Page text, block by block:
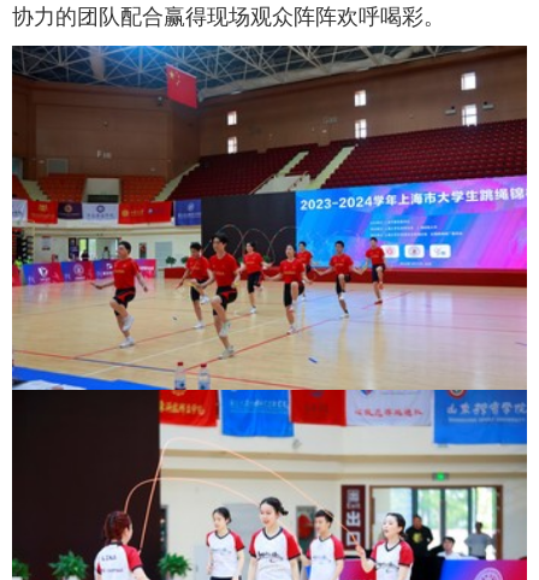
协力的团队配合赢得现场观众阵阵欢呼喝彩。